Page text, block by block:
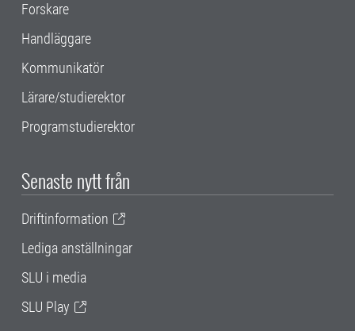
Forskare
Handläggare
Kommunikatör
Lärare/studierektor
Programstudierektor
Senaste nytt från
Driftinformation
Lediga anställningar
SLU i media
SLU Play